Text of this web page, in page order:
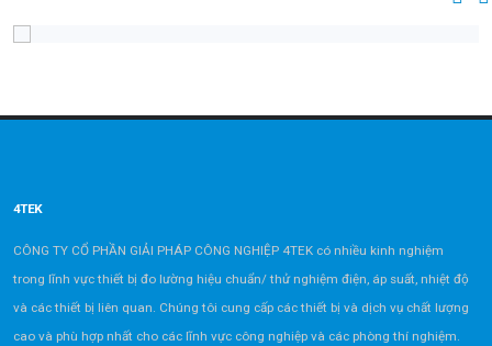
4TEK
CÔNG TY CỔ PHẦN GIẢI PHÁP CÔNG NGHIỆP 4TEK có nhiều kinh nghiệm
trong lĩnh vực thiết bị đo lường hiệu chuẩn/ thử nghiệm điện, áp suất, nhiệt độ
và các thiết bị liên quan. Chúng tôi cung cấp các thiết bị và dịch vụ chất lượng
cao và phù hợp nhất cho các lĩnh vực công nghiệp và các phòng thí nghiệm.